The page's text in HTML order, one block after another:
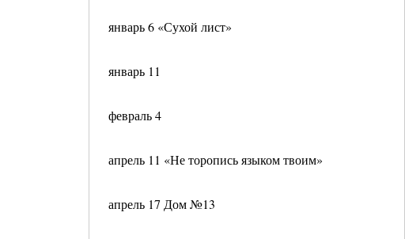
январь 6 «Сухой лист»
январь 11
февраль 4
апрель 11 «Не торопись языком твоим»
апрель 17 Дом №13